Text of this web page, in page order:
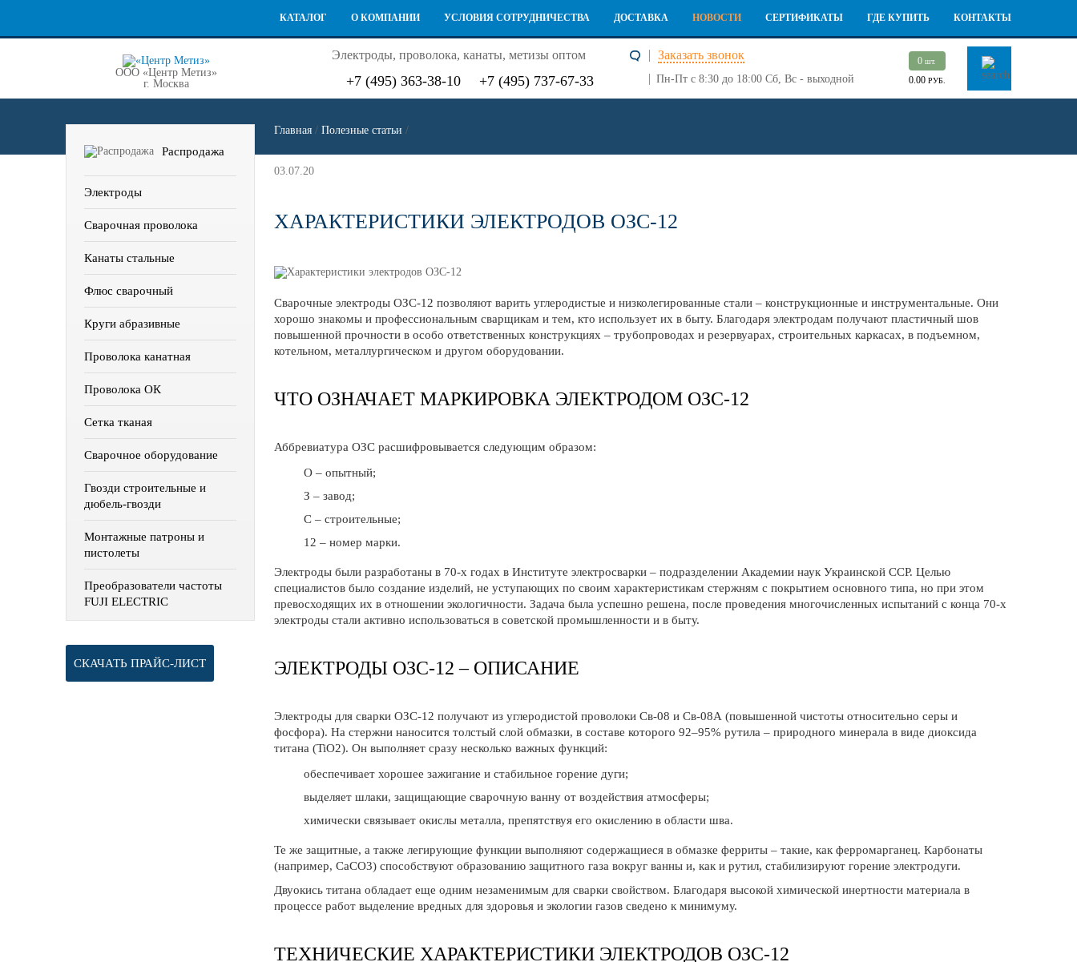
КАТАЛОГ О КОМПАНИИ УСЛОВИЯ СОТРУДНИЧЕСТВА ДОСТАВКА НОВОСТИ СЕРТИФИКАТЫ ГДЕ КУПИТЬ КОНТАКТЫ
ООО «Центр Метиз»
г. Москва
Электроды, проволока, канаты, метизы оптом Заказать звонок
+7 (495) 363-38-10 +7 (495) 737-67-33 Пн-Пт с 8:30 до 18:00 Сб, Вс - выходной
0шт.
0.00 РУБ.
Распродажа
Электроды
Сварочная проволока
Канаты стальные
Флюс сварочный
Круги абразивные
Проволока канатная
Проволока ОК
Сетка тканая
Сварочное оборудование
Гвозди строительные и
дюбель-гвозди
Монтажные патроны и
пистолеты
Преобразователи частоты
FUJI ELECTRIC
СКАЧАТЬ ПРАЙС-ЛИСТ
Главная / Полезные статьи /
03.07.20
ХАРАКТЕРИСТИКИ ЭЛЕКТРОДОВ ОЗС-12
Сварочные электроды ОЗС-12 позволяют варить углеродистые и низколегированные стали – конструкционные и инструментальные. Они
хорошо знакомы и профессиональным сварщикам и тем, кто использует их в быту. Благодаря электродам получают пластичный шов
повышенной прочности в особо ответственных конструкциях – трубопроводах и резервуарах, строительных каркасах, в подъемном,
котельном, металлургическом и другом оборудовании.
ЧТО ОЗНАЧАЕТ МАРКИРОВКА ЭЛЕКТРОДОМ ОЗС-12
Аббревиатура ОЗС расшифровывается следующим образом:
О – опытный;
З – завод;
С – строительные;
12 – номер марки.
Электроды были разработаны в 70-х годах в Институте электросварки – подразделении Академии наук Украинской ССР. Целью
специалистов было создание изделий, не уступающих по своим характеристикам стержням с покрытием основного типа, но при этом
превосходящих их в отношении экологичности. Задача была успешно решена, после проведения многочисленных испытаний с конца 70-х
электроды стали активно использоваться в советской промышленности и в быту.
ЭЛЕКТРОДЫ ОЗС-12 – ОПИСАНИЕ
Электроды для сварки ОЗС-12 получают из углеродистой проволоки Св-08 и Св-08А (повышенной чистоты относительно серы и
фосфора). На стержни наносится толстый слой обмазки, в составе которого 92–95% рутила – природного минерала в виде диоксида
титана (TiO2). Он выполняет сразу несколько важных функций:
обеспечивает хорошее зажигание и стабильное горение дуги;
выделяет шлаки, защищающие сварочную ванну от воздействия атмосферы;
химически связывает окислы металла, препятствуя его окислению в области шва.
Те же защитные, а также легирующие функции выполняют содержащиеся в обмазке ферриты – такие, как ферромарганец. Карбонаты
(например, СаСО3) способствуют образованию защитного газа вокруг ванны и, как и рутил, стабилизируют горение электродуги.
Двуокись титана обладает еще одним незаменимым для сварки свойством. Благодаря высокой химической инертности материала в
процессе работ выделение вредных для здоровья и экологии газов сведено к минимуму.
ТЕХНИЧЕСКИЕ ХАРАКТЕРИСТИКИ ЭЛЕКТРОДОВ ОЗС-12